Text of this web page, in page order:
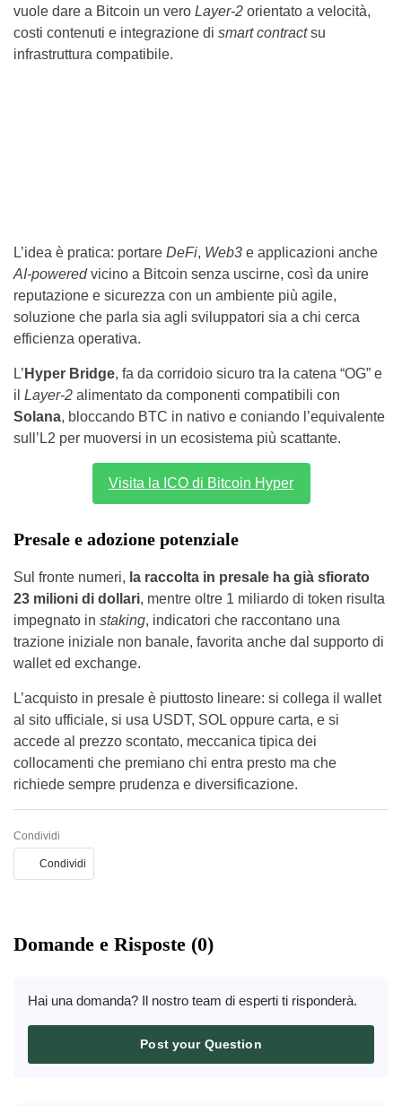
vuole dare a Bitcoin un vero Layer-2 orientato a velocità,
costi contenuti e integrazione di smart contractsu
infrastruttura compatibile.
L’idea è pratica: portare DeFi, Web3 e applicazioni anche
AI-poweredvicino a Bitcoin senza uscirne, così da unire
reputazione e sicurezza con un ambiente più agile,
soluzione che parla sia agli sviluppatori sia a chi cerca
efficienza operativa.
L’ Hyper Bridge, fa da corridoio sicuro tra la catena “OG” e
il Layer-2 alimentato da componenti compatibili con
Solana, bloccando BTC in nativo e coniando l’equivalente
sull’L2 per muoversi in un ecosistema più scattante.
Visita la ICO di Bitcoin Hyper
Presale e adozione potenziale
Sul fronte numeri, la raccolta in presale ha già sfiorato
23 milioni di dollari, mentre oltre 1 miliardo di token risulta
impegnato in staking, indicatori che raccontano una
trazione iniziale non banale, favorita anche dal supporto di
wallet ed exchange.
L’acquisto in presale è piuttosto lineare: si collega il wallet
al sito ufficiale, si usa USDT, SOL oppure carta, e si
accede al prezzo scontato, meccanica tipica dei
collocamenti che premiano chi entra presto ma che
richiede sempre prudenza e diversificazione.
Condividi
Condividi
Domande e Risposte (0)
Hai una domanda? Il nostro team di esperti ti risponderà.
Post your Question